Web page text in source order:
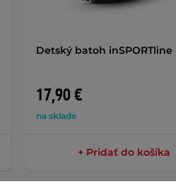
Detský batoh inSPORTline
17,90 €
na sklade
+ Pridať do košíka